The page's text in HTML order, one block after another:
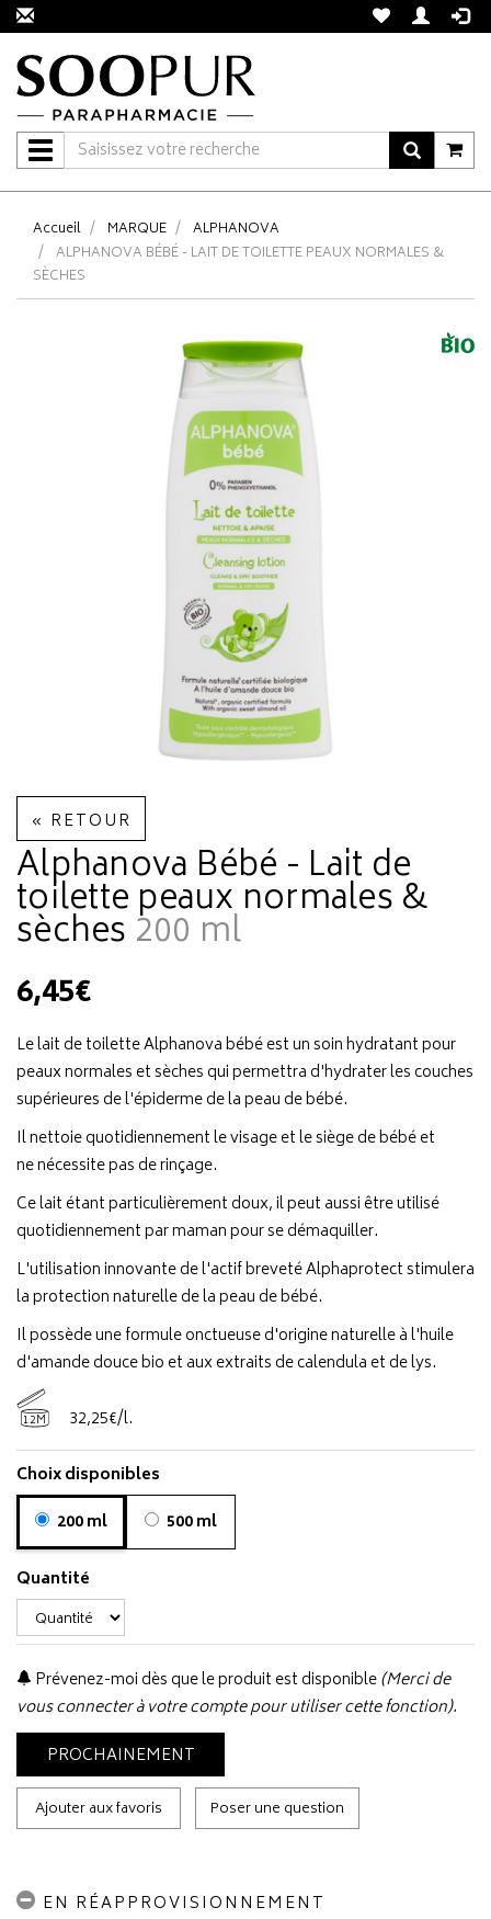
Navigation
Accueil MARQUE
ALPHANOVA
ALPHANOVA BÉBÉ - LAIT DE TOILETTE PEAUX NORMALES &
SÈCHES
« RETOUR
Alphanova Bébé - Lait de
toilette peaux normales &
sèches 200 ml
6,45€
Le lait de toilette Alphanova bébé est un soin hydratant pour
peaux normales et sèches qui permettra d'hydrater les couches
supérieures de l'épiderme de la peau de bébé.
Il nettoie quotidiennement le visage et le siège de bébé et
ne nécessite pas de rinçage.
Ce lait étant particulièrement doux, il peut aussi être utilisé
quotidiennement par maman pour se démaquiller.
L'utilisation innovante de l'actif breveté Alphaprotect stimulera
la protection naturelle de la peau de bébé.
Il possède une formule onctueuse d'origine naturelle à l'huile
d'amande douce bio et aux extraits de calendula et de lys.
12M 32,25€/l.
Choix disponibles
200 ml
500 ml
Quantité
Prévenez-moi dès que le produit est disponible(Merci de
vous connecter à votre compte pour utiliser cette fonction).
PROCHAINEMENT
Ajouter aux favoris Poser une question
EN RÉAPPROVISIONNEMENT